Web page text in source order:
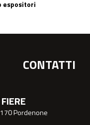
espositori
CONTATTI
Pordenone